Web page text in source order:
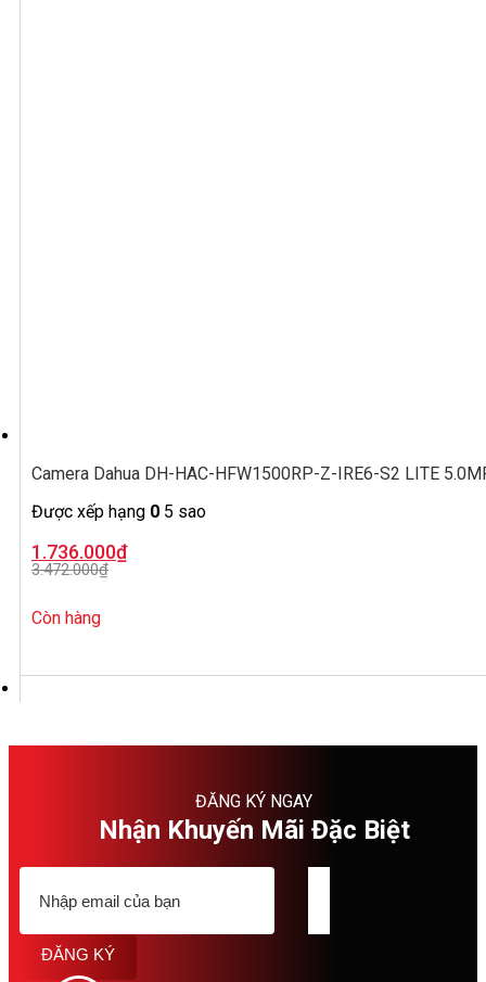
Camera Dahua DH-HAC-HFW1500RP-Z-IRE6-S2 LITE
Được xếp hạng 0 5 sao
3.472.000₫
Giá
gốc
là:
1.736.000₫
Giá
hiện
tại
1.736.000₫.
Còn hàng
ĐĂNG KÝ NGAY
Nhận Khuyến Mãi Đặc Biệt
ĐĂNG KÝ